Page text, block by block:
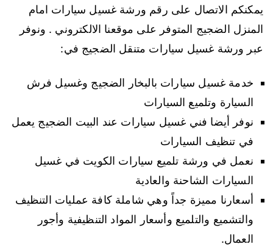
يمكنكم الاتصال على رقم ورشة غسيل سيارات امام
المنزل الضجيج المتوفر على موقعنا الالكتروني . ونوفر
عبر ورشة غسيل سيارات متنقل الضجيج في:
خدمة غسيل سيارات بالبخار الضجيج وغسيل فرش
السيارة وتلميع السيارات
نوفر أيضا فني غسيل سيارات عند البيت الضجيج يعمل
في تنظيف السيارات
نعمل في ورشة تلميع سيارات الكويت في غسيل
السيارات الشاحنة والعادية
أسعارنا مميزة جداً وهي شاملة كافة عمليات التنظيف
والتشميع والتلميع وأسعار المواد التنظيفية وأجور
العمال.